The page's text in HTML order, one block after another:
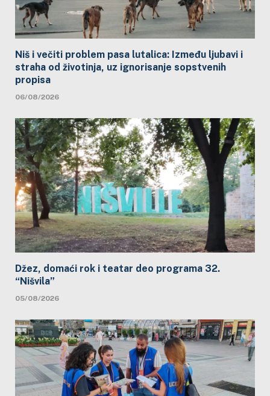
Niš i večiti problem pasa lutalica: Između ljubavi i
straha od životinja, uz ignorisanje sopstvenih
propisa
06/08/2026
Džez, domaći rok i teatar deo programa 32.
“Nišvila”
05/08/2026